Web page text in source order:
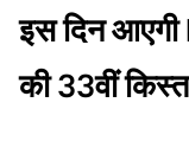
इस दिन
की 33वीं किस्त